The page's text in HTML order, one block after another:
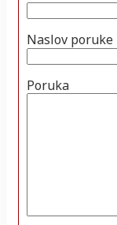
Naslov poruke
Poruka